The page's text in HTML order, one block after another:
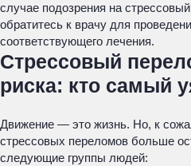
случае подозрения на
обратитесь к врачу для
соответствующего лечения.
Стрессовый
риска: кто самый
Движение — это жизнь. Но, к
стрессовых переломов больше
следующие группы людей: